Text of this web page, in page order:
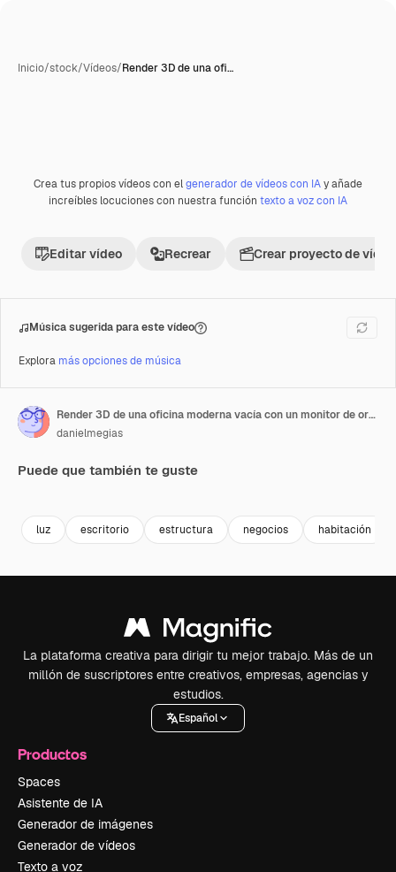
Inicio/stock/Vídeos/Render 3D de una ofi…
Premium
Crea tus propios vídeos con elgenerador de vídeos con IAy añade
increíbles locuciones con nuestra función texto a voz con IA
Editar vídeo Recrear Crear proyecto de vídeo
Música sugerida para este vídeo
Explora más opciones de música
Render 3D de una oficina moderna vacía con un monitor de ordenador
danielmegias
Puede que también te guste
luz escritorio estructura negocios habitación
La plataforma creativa para dirigir tu mejor trabajo. Más de un
millón de suscriptores entre creativos, empresas, agencias y
estudios.
Español
Productos
Spaces
Asistente de IA
Generador de imágenes
Generador de vídeos
Texto a voz